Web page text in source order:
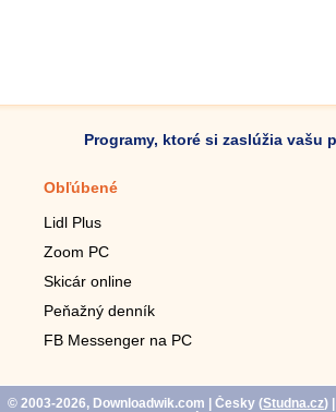
Programy, ktoré si zaslúžia vašu
Obľúbené
Lidl Plus
Zoom PC
Skicár online
Peňažný denník
FB Messenger na PC
© 2003-2026, Downloadwik.com | Česky (Studna.cz)